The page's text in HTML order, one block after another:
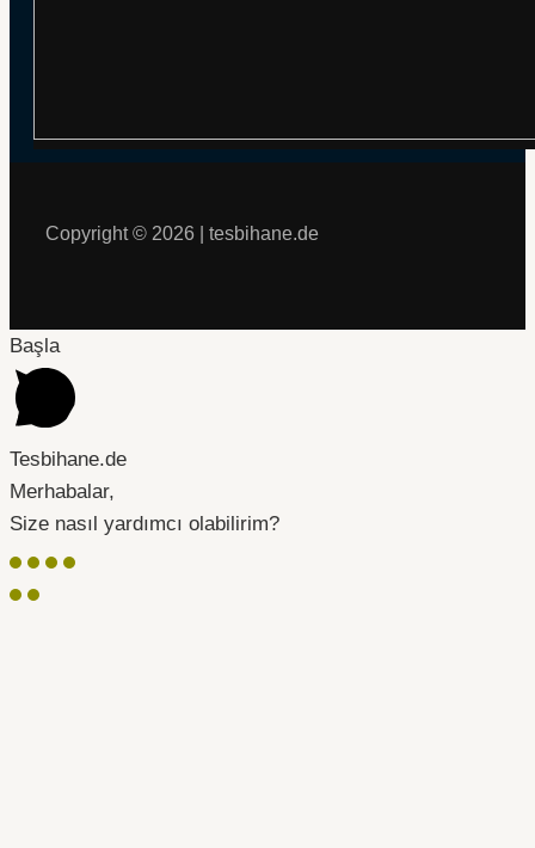
Copyright © 2026 | tesbihane.de
Başla
Tesbihane.de
Merhabalar,
Size nasıl yardımcı olabilirim?